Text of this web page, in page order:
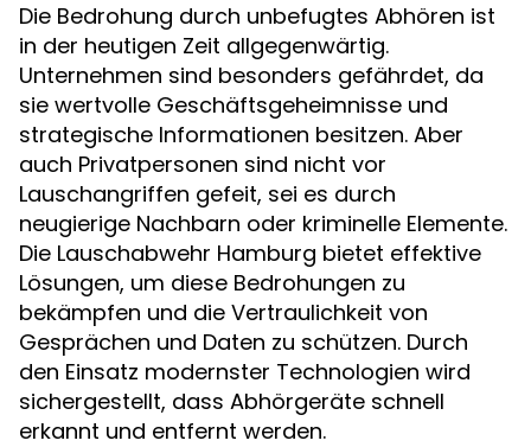
Die Bedrohung durch unbefugtes Abhören ist
in der heutigen Zeit allgegenwärtig.
Unternehmen sind besonders gefährdet, da
sie wertvolle Geschäftsgeheimnisse und
strategische Informationen besitzen. Aber
auch Privatpersonen sind nicht vor
Lauschangriffen gefeit, sei es durch
neugierige Nachbarn oder kriminelle Elemente.
Die Lauschabwehr Hamburg bietet effektive
Lösungen, um diese Bedrohungen zu
bekämpfen und die Vertraulichkeit von
Gesprächen und Daten zu schützen. Durch
den Einsatz modernster Technologien wird
sichergestellt, dass Abhörgeräte schnell
erkannt und entfernt werden.